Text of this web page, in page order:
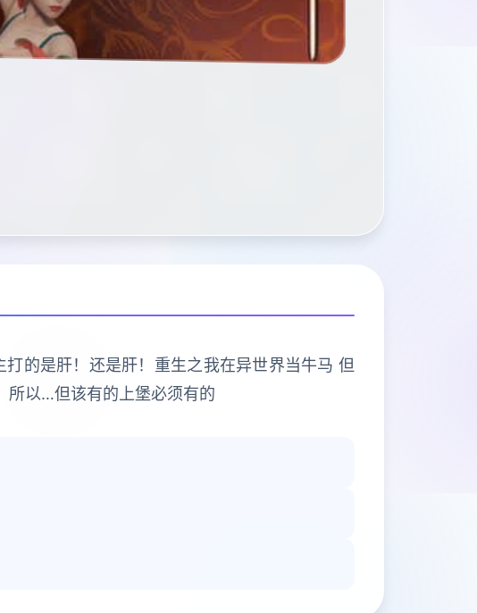
的是肝！还是肝！重生之我在异世界当牛马 但
所以…但该有的上堡必须有的